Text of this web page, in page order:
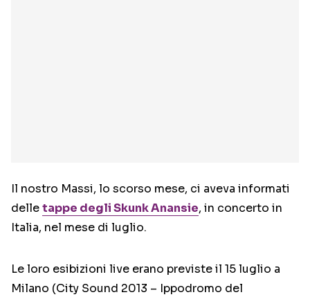
Il nostro Massi, lo scorso mese, ci aveva informati
delletappe degliSkunk Anansie, in concerto in
Italia, nel mese di luglio.
Le loro esibizioni live erano previste il 15 luglio a
Milano (City Sound 2013 – Ippodromo del